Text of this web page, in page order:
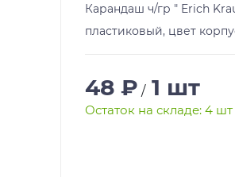
Карандаш ч/гр " Erich
пластиковый, цвет
48 ₽ / 1 шт
Остаток на складе: 4 шт